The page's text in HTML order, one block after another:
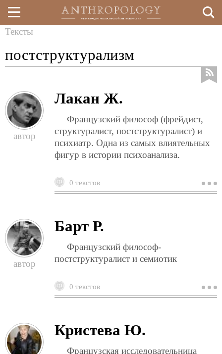
к
здесь
Тексты
постструктурализм
Лакан Ж.
Французский философ (фрейдист,
структуралист, постструктуралист) и
психиатр. Одна из самых влиятельных
фигур в истории психоанализа.
0 текстов
Барт Р.
Французский философ-
постструктуралист и семиотик
0 текстов
Кристева Ю.
Французская исследовательница